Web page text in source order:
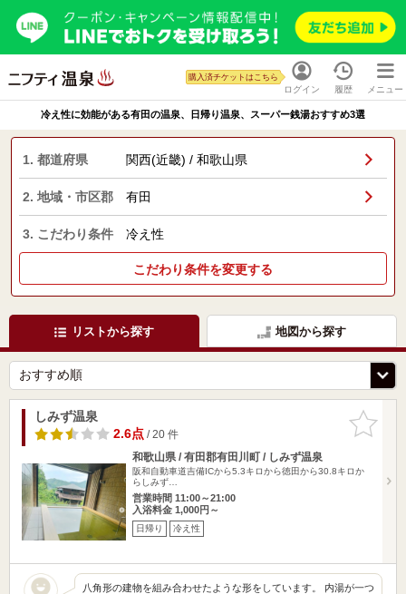
ログイン
購入済チケットはこちら
履歴 メニュー
冷え性に効能がある有田の温泉、日帰り温泉、スーパー銭湯おすすめ3選
1. 都道府県 関西(近畿) / 和歌山県
2. 地域・市区郡 有田
3. こだわり条件 冷え性
こだわり条件を変更する
リストから探す 地図から探す
お気に入
りに追加
しみず温泉
2.6点/ 20 件
和歌山県 / 有田郡有田川町 / しみず温泉
阪和自動車道吉備ICから5.3キロから徳田から30.8キロか
らしみず…
営業時間 11:00～21:00
入浴料金 1,000円～
日帰り 冷え性
八角形の建物を組み合わせたような形をしています。 内湯が一つ